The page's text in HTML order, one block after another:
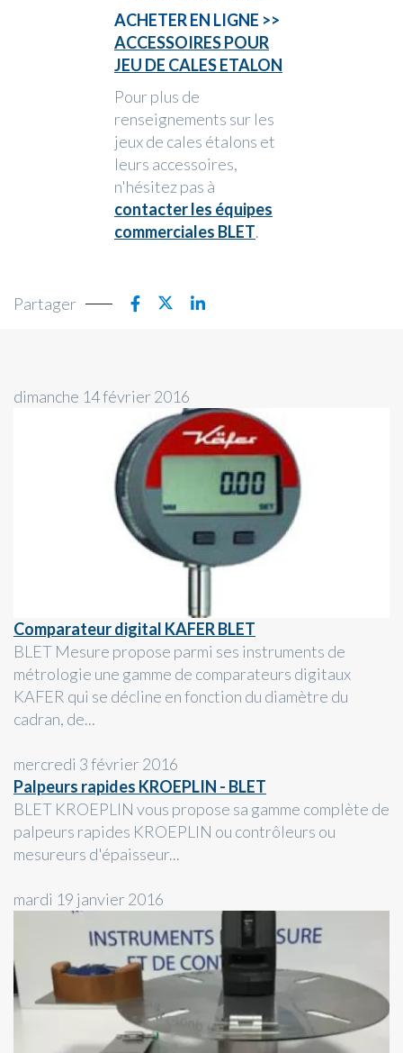
ACHETER EN LIGNE >>
ACCESSOIRES POUR
JEU DE CALES ETALON
Pour plus de
renseignements sur les
jeux de cales étalons et
leurs accessoires,
n'hésitez pas à
contacter les équipes
commerciales BLET.
Partager
dimanche 14 février 2016
Comparateur digital KAFER BLET
BLET Mesure propose parmi ses instruments de
métrologie une gamme de comparateurs digitaux
KAFER qui se décline en fonction du diamètre du
cadran, de...
mercredi 3 février 2016
Palpeurs rapides KROEPLIN - BLET
BLET KROEPLIN vous propose sa gamme complète de
palpeurs rapides KROEPLIN ou contrôleurs ou
mesureurs d'épaisseur...
mardi 19 janvier 2016